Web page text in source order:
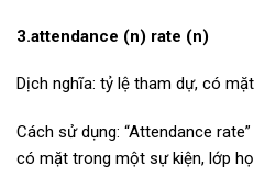
3.attendance (n) rate (n)
Dịch nghĩa: tỷ lệ tham dự, có mặt
Cách sử dụng: “Attendance
có mặt trong một sự kiện, lớp